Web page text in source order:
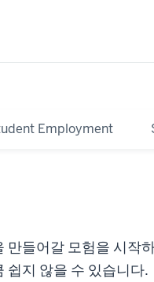
Employment
만들어갈 모험을 시작
쉽지 않을 수 있습니다.